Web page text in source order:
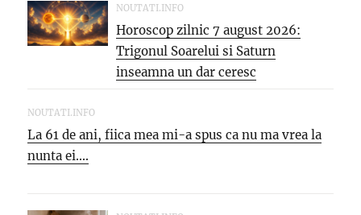
NOUTATI.INFO
Horoscop zilnic 7 august 2026:
Trigonul Soarelui si Saturn
inseamna un dar ceresc
NOUTATI.INFO
La 61 de ani, fiica mea mi-a spus ca nu ma vrea la
nunta ei....